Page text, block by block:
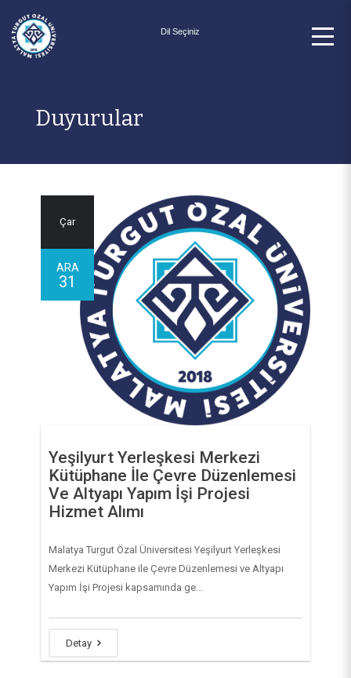
Duyurular
Çar
ARA
31
Yeşilyurt Yerleşkesi Merkezi
Kütüphane İle Çevre Düzenlemesi
Ve Altyapı Yapım İşi Projesi
Hizmet Alımı
Malatya Turgut Özal Üniversitesi Yeşilyurt Yerleşkesi
Merkezi Kütüphane ile Çevre Düzenlemesi ve Altyapı
Yapım İşi Projesi kapsamında ge...
Detay